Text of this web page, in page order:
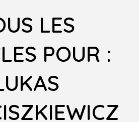
LES
POUR :